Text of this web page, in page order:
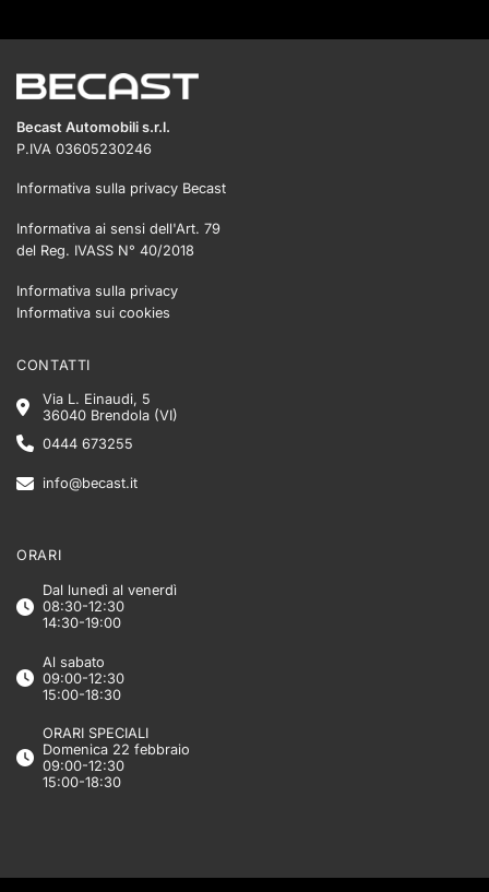
Becast Automobili s.r.l.
P.IVA 03605230246
Informativa sulla privacy Becast
Informativa ai sensi dell'Art. 79
del Reg. IVASS N° 40/2018
Informativa sulla privacy
Informativa sui cookies
CONTATTI
Via L. Einaudi, 5
36040 Brendola (VI)
0444 673255
info@becast.it
ORARI
Dal lunedì al venerdì
08:30-12:30
14:30-19:00
Al sabato
09:00-12:30
15:00-18:30
ORARI SPECIALI
Domenica 22 febbraio
09:00-12:30
15:00-18:30